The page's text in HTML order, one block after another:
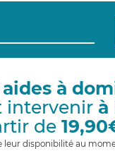
à
intervenir à
de
leur disponibilité au